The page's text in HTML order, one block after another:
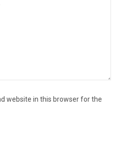
website in this browser for the